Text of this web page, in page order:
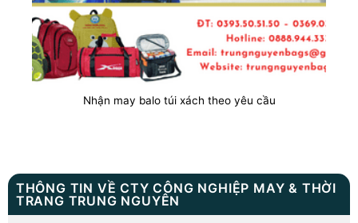
THÔNG TIN VỀ CTY CÔNG NGHIỆP MAY & THỜI
TRANG TRUNG NGUYÊN
Nhận may balo túi xách theo yêu cầu